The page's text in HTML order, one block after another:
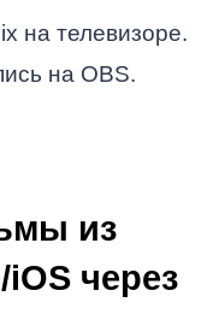
на телевизоре.
на OBS.
из
через